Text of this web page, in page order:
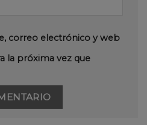
correo electrónico y web
la próxima vez que